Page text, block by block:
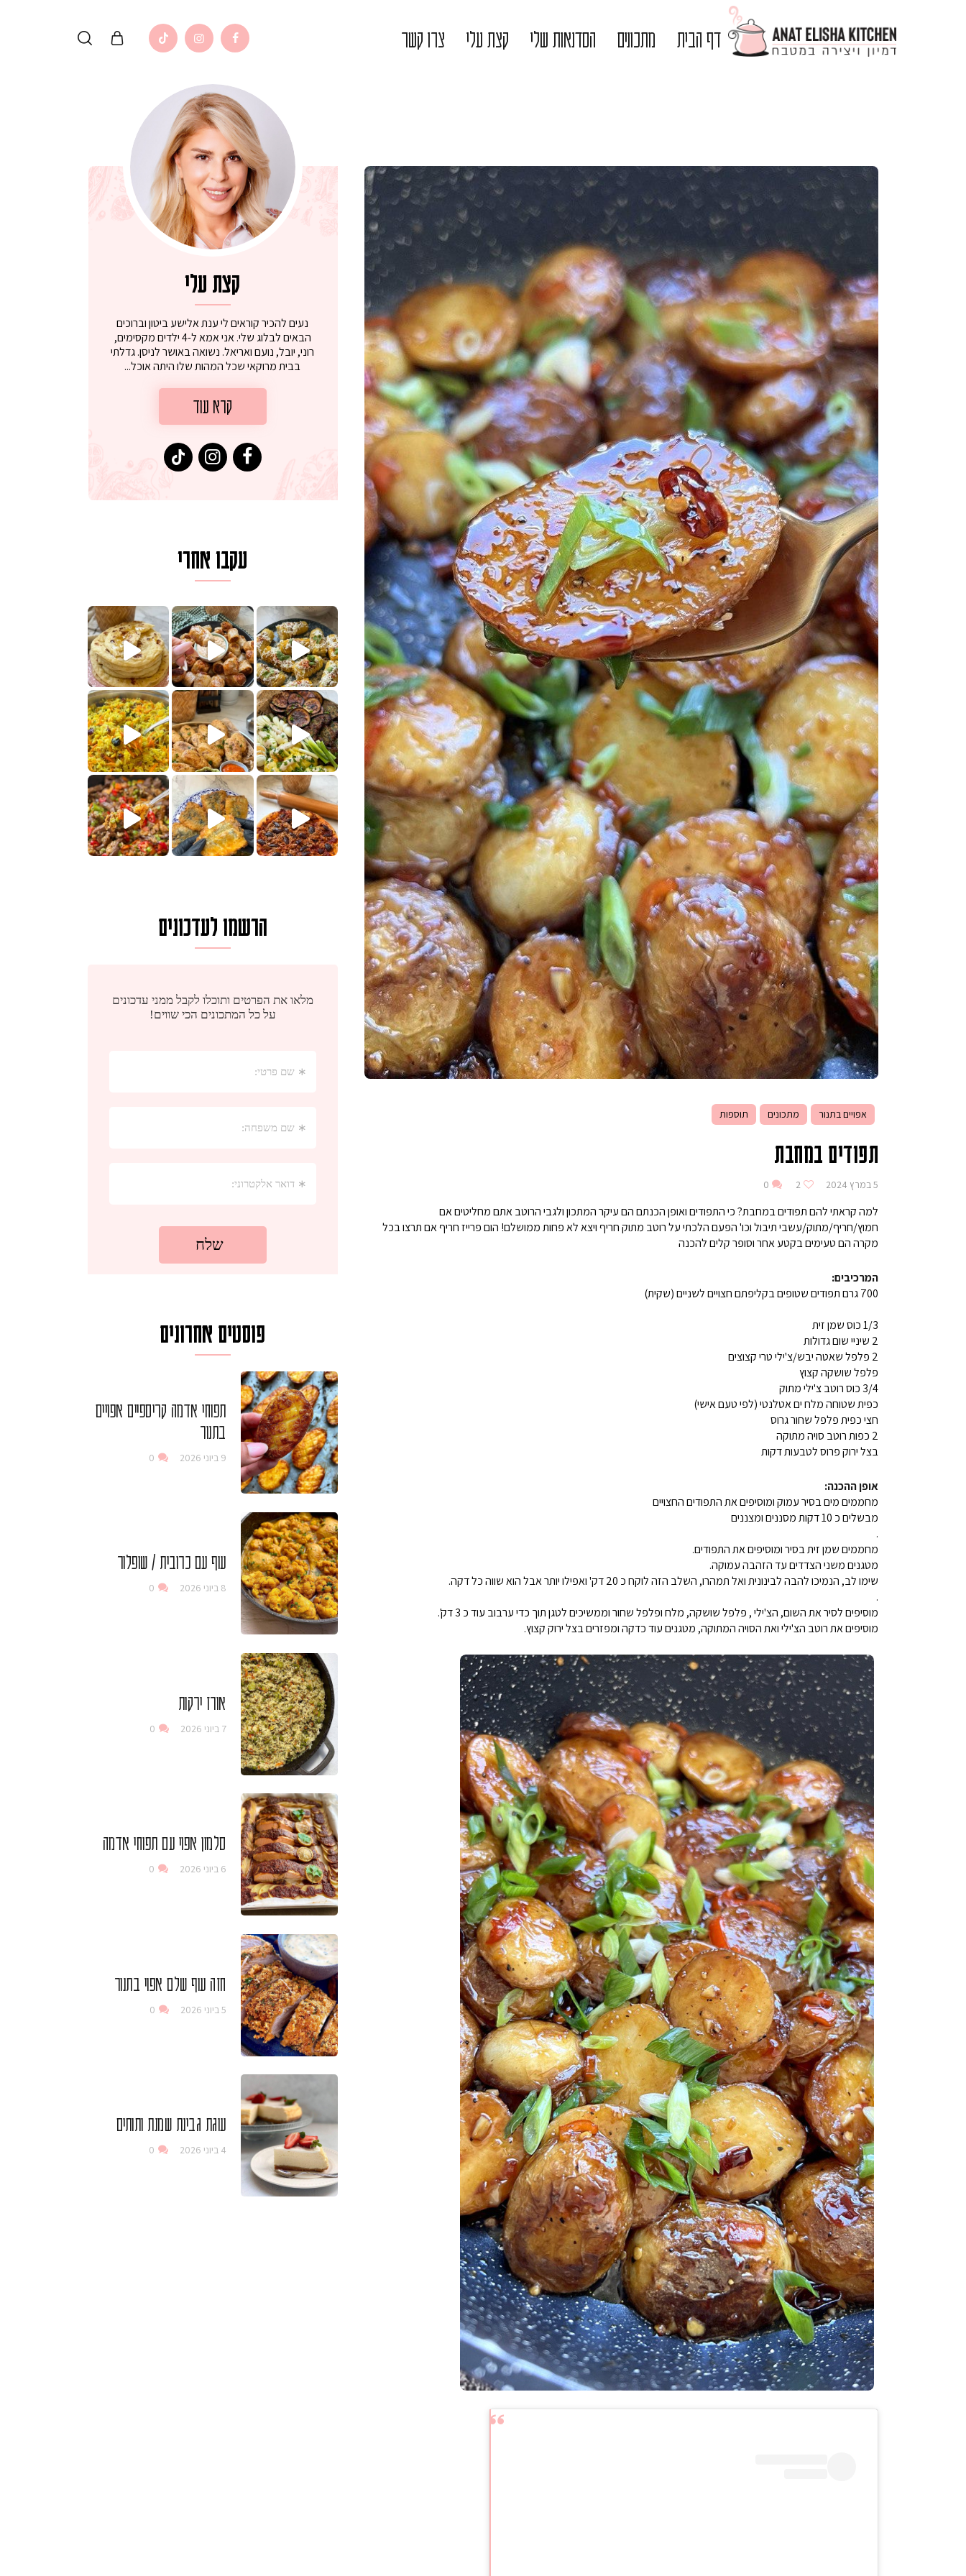
דף הבית מתכונים הסדנאות שלי קצת עלי צרו קשר
אפויים בתנור מתכונים תוספות
תפודים במחבת
5 במרץ 2024 2
0
למה קראתי להם תפודים במחבת? כי התפודים ואופן הכנתם הם עיקר המתכון ולגבי הרוטב אתם מחליטים אם
חמוץ/חריף/מתוק/עשבי תיבול וכו' הפעם הלכתי על רוטב מתוק חריף ויצא לא פחות ממושלם! הום פרייז חריף אם תרצו בכל
מקרה הם טעימים בקטע אחר וסופר קלים להכנה
המרכיבים:
700 גרם תפודים שטופים בקליפתם חצויים לשניים (שקית)
1/3 כוס שמן זית
2 שיניי שום גדולות
2 פלפל שאטה יבש/צ'ילי טרי קצוצים
פלפל שושקה קצוץ
3/4 כוס רוטב צ'ילי מתוק
כפית שטוחה מלח ים אטלנטי (לפי טעם אישי)
חצי כפית פלפל שחור גרוס
2 כפות רוטב סויה מתוקה
בצל ירוק פרוס לטבעות דקות
אופן ההכנה:
מחממים מים בסיר עמוק ומוסיפים את התפודים החצויים
מבשלים כ 10 דקות מסננים ומצננים
.
מחממים שמן זית בסיר ומוסיפים את התפודים.
מטגנים משני הצדדים עד הזהבה עמוקה.
שימו לב, הנמיכו להבה לבינונית ואל תמהרו, השלב הזה לוקח כ 20 דק' ואפילו יותר אבל הוא שווה כל דקה.
.
מוסיפים לסיר את השום, הצ'ילי , פלפל שושקה, מלח ופלפל שחור וממשיכים לטגן תוך כדי ערבוב עוד כ 3 דק'.
מוסיפים את רוטב הצ'ילי ואת הסויה המתוקה, מטגנים עוד כדקה ומפזרים בצל ירוק קצוץ.
קצת עלי
נעים להכיר קוראים לי ענת אלישע ביטון וברוכים
הבאים לבלוג שלי. אני אמא ל-4 ילדים מקסימים,
רוני, יובל, נועם ואריאל. נשואה באושר לניסן. גדלתי
בבית מרוקאי שכל המהות שלו היתה אוכל...
קרא עוד
עקבו אחרי
קלחי תירס צרובים על מחבת עם גבינה בולגרית מעודנת מ
נשנושי פרגיות קריספיים ממכרים שמכינים בכמה דקות עב
לחם מחבת שהוא שילוב של מופלטה וספינז׳, רעיון מעול
⁨ סביח מפורק כי צריך לאכול משהואז מה בשבילכם? בפ
פסטל טוניסאי לתשעת הימים, חשבתי מה לחדש לכם ונראה
אורז יצירתי לתשעת הימים ולכבוד שבת קודשלמתכון
פיצה של תשעת הימים ולמה היא נקראת ככה? ההסבר בסרטו
מז׳ווז׳ין או בתרגום לעברית, מחותניםמתכון ראש
שייטל מוקפץ עם אורז חביתה וירקות, למתכון . המרכי
הרשמו לעדכונים
פוסטים אחרונים
תפוחי אדמה קריספיים אפויים
בתנור
9 ביוני 2026 0
עוף עם כרובית / שופלור
8 ביוני 2026 0
אורז ירקות
7 ביוני 2026 0
סלמון אפוי עם תפוחי אדמה
6 ביוני 2026 0
חזה עוף שלם אפוי בתנור
5 ביוני 2026 0
עוגת גבינת שמנת ותותים
4 ביוני 2026 0